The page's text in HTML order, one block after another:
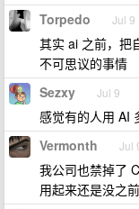
Torpedo Jul 9
其实 ai 之前，把
不可思议的事情
Sezxy Jul 9
感觉有的人用 AI
Vermonth Jul
我公司也禁掉了
用起来还是没之